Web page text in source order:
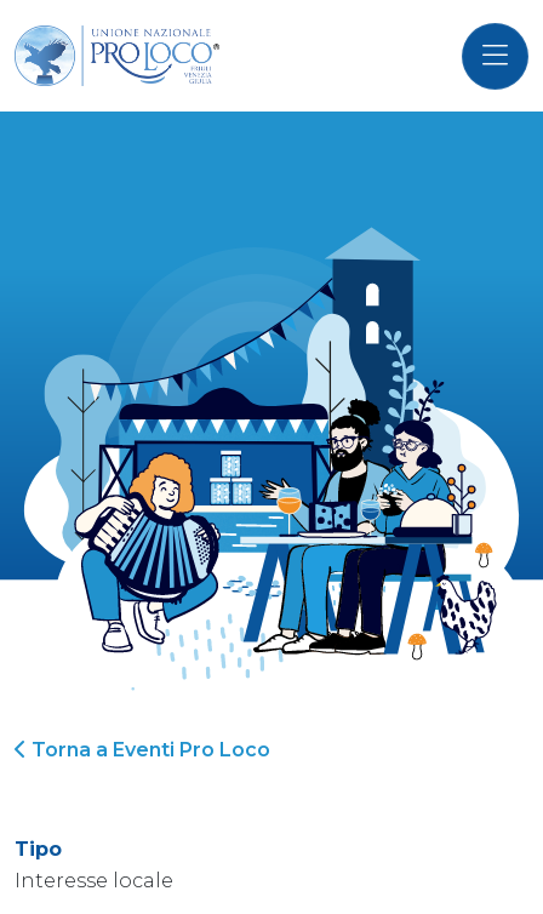
Torna a Eventi Pro Loco
Tipo
Interesse locale